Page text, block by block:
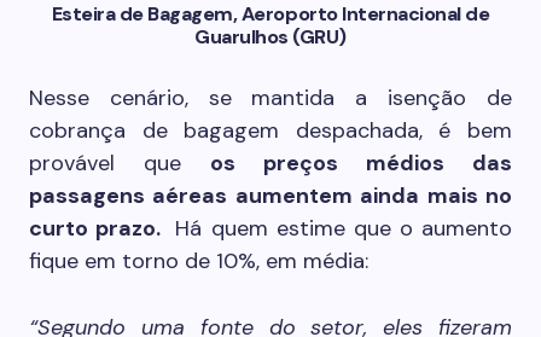
Esteira de Bagagem, Aeroporto Internacional de
Guarulhos (GRU)
Nesse cenário, se mantida a isenção de
cobrança de bagagem despachada, é bem
provável que os preços médios das
passagens aéreas aumentem ainda mais no
curto prazo. Há quem estime que o aumento
fique em torno de 10%, em média:
“Segundo uma fonte do setor, eles fizeram